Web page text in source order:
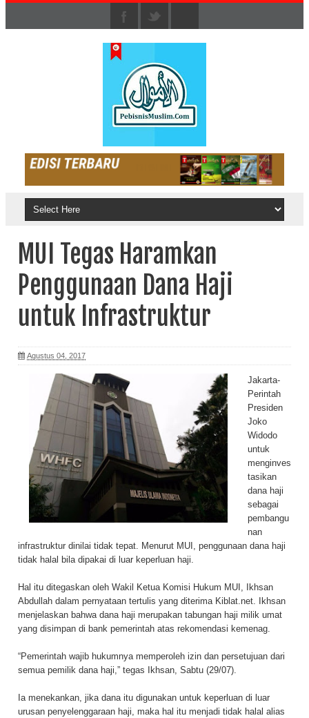
MUI Tegas Haramkan
Penggunaan Dana Haji
untuk Infrastruktur
Agustus 04, 2017
Jakarta-
Perintah
Presiden
Joko
Widodo
untuk
menginves
tasikan
dana haji
sebagai
pembangu
nan
infrastruktur dinilai tidak tepat. Menurut MUI, penggunaan dana haji
tidak halal bila dipakai di luar keperluan haji.
Hal itu ditegaskan oleh Wakil Ketua Komisi Hukum MUI, Ikhsan
Abdullah dalam pernyataan tertulis yang diterima Kiblat.net. Ikhsan
menjelaskan bahwa dana haji merupakan tabungan haji milik umat
yang disimpan di bank pemerintah atas rekomendasi kemenag.
“Pemerintah wajib hukumnya memperoleh izin dan persetujuan dari
semua pemilik dana haji,” tegas Ikhsan, Sabtu (29/07).
Ia menekankan, jika dana itu digunakan untuk keperluan di luar
urusan penyelenggaraan haji, maka hal itu menjadi tidak halal alias